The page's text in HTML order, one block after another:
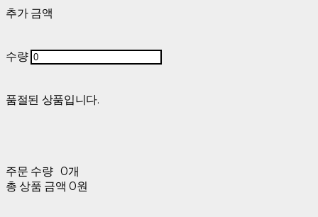
추가 금액
수량
품절된 상품입니다.
주문 수량 0개
총 상품 금액 0원